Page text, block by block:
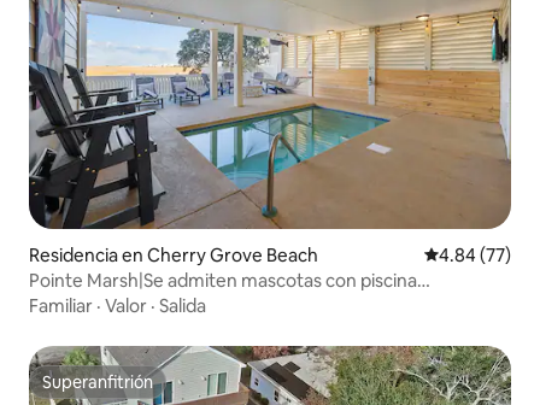
Residencia en Cherry Grove Beach Calificación
4.84 (77)
Pointe Marsh|Se admiten mascotas con piscina
climatizada + ping pong
Familiar · Valor · Salida
Superanfitrión
Superanfitrión